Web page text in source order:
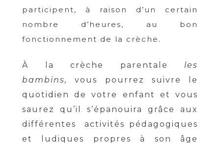
participent, à raison d’un certain
nombre d’heures, au bon
fonctionnement de la crèche.
À la crèche parentale les
bambins,
vous pourrez suivre le
quotidien de votre enfant et vous
saurez qu’il s’épanouira grâce aux
différentes activités pédagogiques
et ludiques propres à son âge